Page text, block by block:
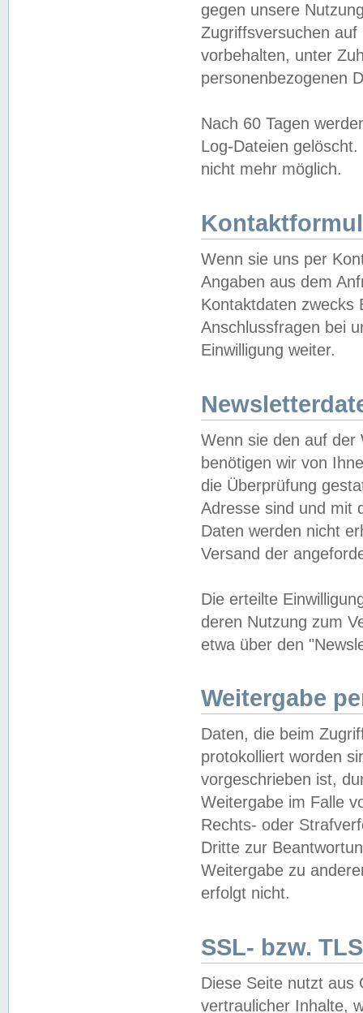
gegen unsere
Zugriffsversuchen
vorbehalten, unter
personenbezogenen
Nach 60 Tagen
Log-Dateien
nicht mehr möglich.
Wenn sie uns per
Angaben aus dem
Kontaktdaten zwecks
Anschlussfragen bei
Einwilligung weiter.
Wenn sie den auf der
benötigen wir von
die Überprüfung
Adresse sind und mit
Daten werden nicht
Versand der
Die erteilte
deren Nutzung zum
etwa über den
Weitergabe
Daten, die beim
protokolliert worden
vorgeschrieben ist,
Weitergabe im Falle
Rechts- oder
Dritte zur
Weitergabe zu
erfolgt nicht.
SSL- bzw.
Diese Seite nutzt aus
vertraulicher Inhalte,